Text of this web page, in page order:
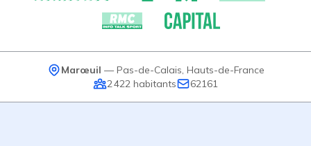
Marœuil — Pas-de-Calais Hauts-de-France
2 422 habitants 62161